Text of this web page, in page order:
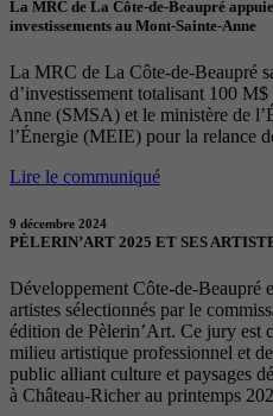
La MRC de La Côte-de-Beaupré
investissements au Mont-Sainte-Anne
La MRC de La Côte-de-Beaupré
d’investissement totalisant 100
Anne (SMSA) et le ministère de
l’Énergie (MEIE) pour la relance
Lire le communiqué
9 décembre 2024
PÈLERIN’ART 2025 ET SES
Développement Côte-de-Beaupré
artistes sélectionnés par le
édition de Pèlerin’Art. Ce jury est
milieu artistique professionnel et
public alliant culture et paysages
à Château-Richer au printemps